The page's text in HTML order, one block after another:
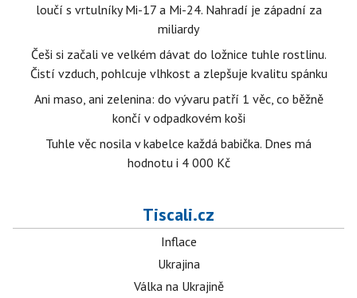
loučí s vrtulníky Mi-17 a Mi-24. Nahradí je západní za
miliardy
Češi si začali ve velkém dávat do ložnice tuhle rostlinu.
Čistí vzduch, pohlcuje vlhkost a zlepšuje kvalitu spánku
Ani maso, ani zelenina: do vývaru patří 1 věc, co běžně
končí v odpadkovém koši
Tuhle věc nosila v kabelce každá babička. Dnes má
hodnotu i 4 000 Kč
Tiscali.cz
Inflace
Ukrajina
Válka na Ukrajině